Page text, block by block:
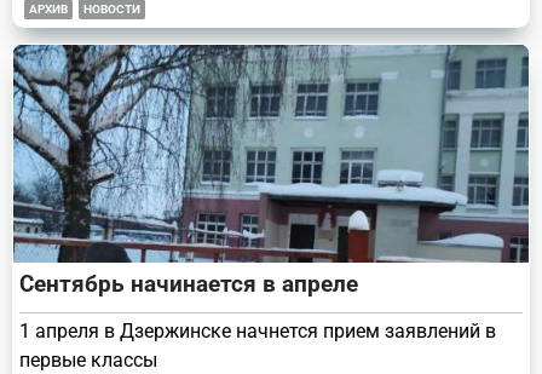
АРХИВ НОВОСТИ
Сентябрь начинается в апреле
1 апреля в Дзержинске начнется прием заявлений в
первые классы